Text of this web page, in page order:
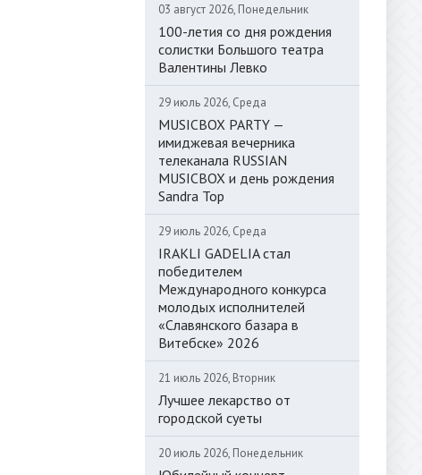
03 август 2026, Понедельник
100-летия со дня рождения
солистки Большого театра
Валентины Левко
29 июль 2026, Среда
MUSICBOX PARTY —
имиджевая вечерника
телеканала RUSSIAN
MUSICBOX и день рождения
Sandra Top
29 июль 2026, Среда
IRAKLI GADELIA стал
победителем
Международного конкурса
молодых исполнителей
«Славянского базара в
Витебске» 2026
21 июль 2026, Вторник
Лучшее лекарство от
городской суеты
20 июль 2026, Понедельник